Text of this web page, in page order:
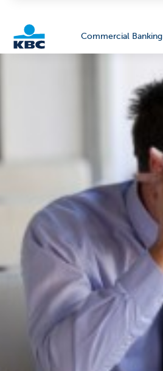
Commercial Banking